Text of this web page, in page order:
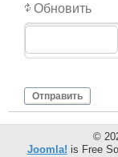
Обновить
Отправить
©
Joomla! is Free